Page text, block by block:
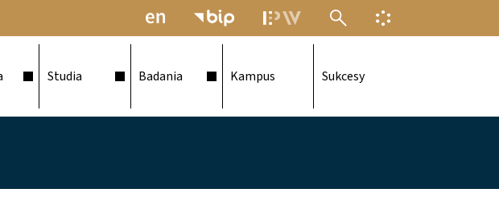
MENU ELEKTRONICZNEJINFORMACJA O
Studia Badania Kampus Sukcesy